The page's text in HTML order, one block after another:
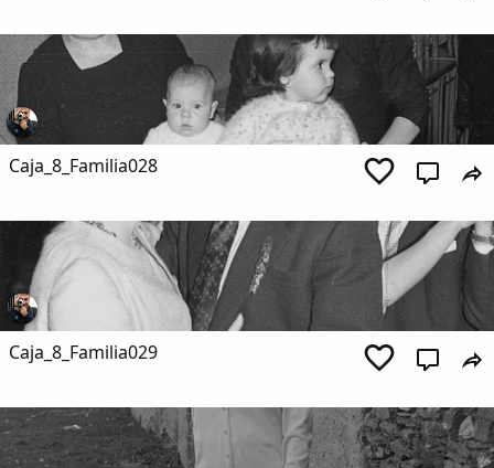
Caja_8_Familia028
Caja_8_Familia029